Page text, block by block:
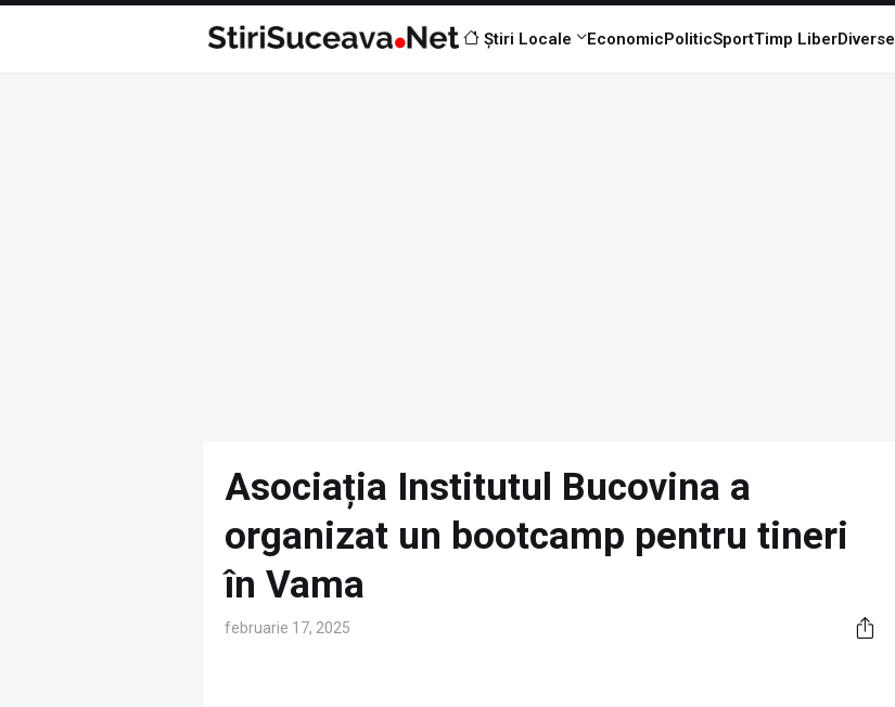
Știri Locale EconomicPoliticSportTimp LiberDiverse
Asociația Institutul Bucovina a
organizat un bootcamp pentru tineri
în Vama
februarie 17, 2025